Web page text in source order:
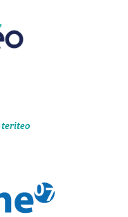
teriteo